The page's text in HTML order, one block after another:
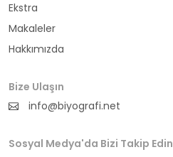
Ekstra
Makaleler
Hakkımızda
Bize Ulaşın
info@biyografi.net
Sosyal Medya'da Bizi Takip Edin